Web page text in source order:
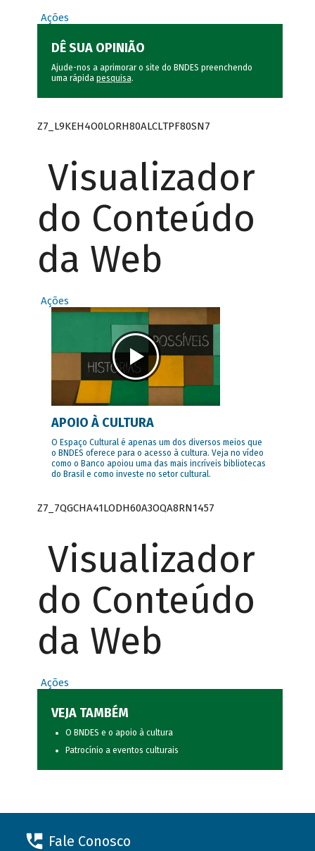
Ações
DÊ SUA OPINIÃO
Ajude-nos a aprimorar o site do BNDES preenchendo
uma rápida pesquisa.
Z7_L9KEH4O0LORH80ALCLTPF80SN7
Visualizador
do Conteúdo
da Web
Ações
APOIO À CULTURA
O Espaço Cultural é apenas um dos diversos meios que
o BNDES oferece para o acesso à cultura. Veja no vídeo
como o Banco apoiou uma das mais incríveis bibliotecas
do Brasil e como investe no setor cultural.
Z7_7QGCHA41LODH60A3OQA8RN1457
Visualizador
do Conteúdo
da Web
Ações
VEJA TAMBÉM
O BNDES e o apoio à cultura
Patrocínio a eventos culturais
Fale Conosco